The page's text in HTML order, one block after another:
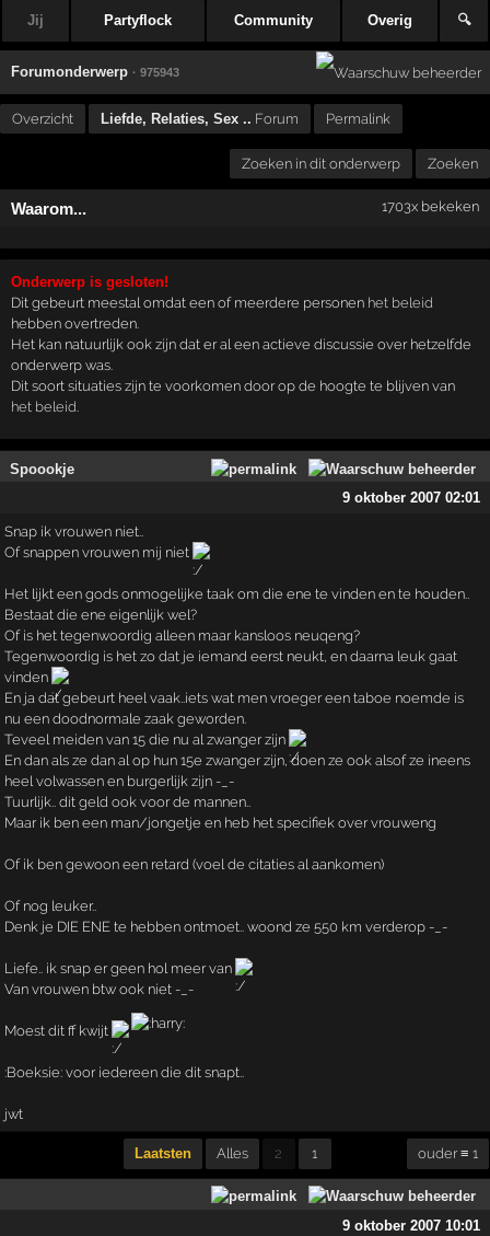
Jij Partyflock Community Overig 🔍
Forumonderwerp · 975943
Overzicht Liefde, Relaties, Sex .. Forum Permalink
Zoeken in dit onderwerp Zoeken
Waarom... 1703x bekeken
Onderwerp is gesloten!
Dit gebeurt meestal omdat een of meerdere personen het beleid
hebben overtreden.
Het kan natuurlijk ook zijn dat er al een actieve discussie over hetzelfde
onderwerp was.
Dit soort situaties zijn te voorkomen door op de hoogte te blijven van
het beleid
Spoookje
9 oktober 2007 02:01
Snap ik vrouwen niet..
Of snappen vrouwen mij niet
Het lijkt een gods onmogelijke taak om die ene te vinden en te houden..
Bestaat die ene eigenlijk wel?
Of is het tegenwoordig alleen maar kansloos neuqeng?
Tegenwoordig is het zo dat je iemand eerst neukt, en daarna leuk gaat
vinden
En ja dat gebeurt heel vaak..iets wat men vroeger een taboe noemde is
nu een doodnormale zaak geworden.
Teveel meiden van 15 die nu al zwanger zijn
En dan als ze dan al op hun 15e zwanger zijn, doen ze ook alsof ze ineens
heel volwassen en burgerlijk zijn -_-
Tuurlijk.. dit geld ook voor de mannen..
Maar ik ben een man/jongetje en heb het specifiek over vrouweng
Of ik ben gewoon een retard (voel de citaties al aankomen)
Of nog leuker..
Denk je DIE ENE te hebben ontmoet.. woond ze 550 km verderop -_-
Liefe.. ik snap er geen hol meer van
Van vrouwen btw ook niet -_-
Moest dit ff kwijt
:Boeksie: voor iedereen die dit snapt..
jwt
Laatsten Alles 2 1 ouder ≡ 1
9 oktober 2007 10:01